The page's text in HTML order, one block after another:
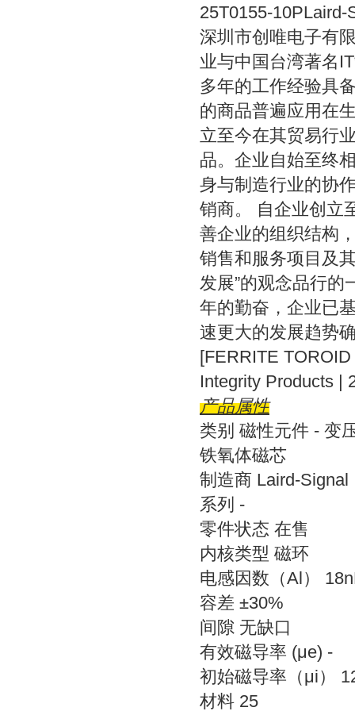
25T0155-
深圳市创唯电子有
业与中国台湾著名 IT
多年的工作经验具
的商品普遍应用在
立至今在其贸易行
品。企业自始至终
身与制造行业的协
销商。
自企业创立
善企业的组织结构
销售和服务项目及
发展”的观念品行的
年的勤奋，企业已
速更大的发展趋势
[FERRITE
Integrity Products |
产品属性
类别 磁性元件 - 变
铁氧体磁芯
制造商 Laird-Signal
系列 -
零件状态 在售
内核类型 磁环
电感因数（Al）
容差 ±30%
间隙 无缺口
有效磁导率 (μe) -
初始磁导率（μi）
材料 25